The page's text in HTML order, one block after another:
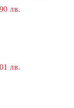
лв.
лв.